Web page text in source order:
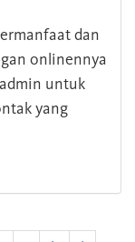
dan
onlinennya
untuk
yang